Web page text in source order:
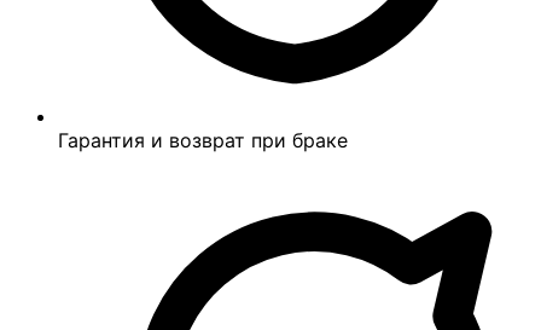
Гарантия и возврат при браке